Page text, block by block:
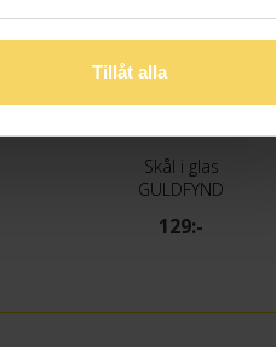
Tillåt alla
Skål i glas
GULDFYND
129:-